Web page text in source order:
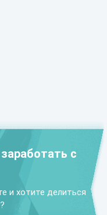
с
и хотите делиться